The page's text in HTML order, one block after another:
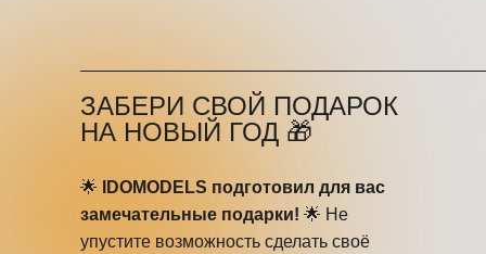
🌟
IDOMODELS подготовил для вас
замечательные подарки! 🌟 Не
упустите возможность сделать своё
ЗАБЕРИ СВОЙ ПОДАРОК
НА НОВЫЙ ГОД 🎁